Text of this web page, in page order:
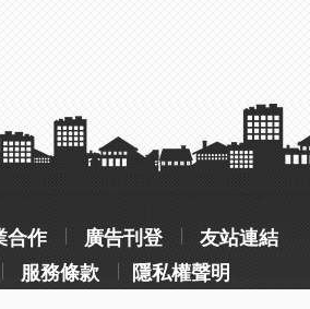
合作 廣告刊登
友站連結
服務條款 隱私權聲明